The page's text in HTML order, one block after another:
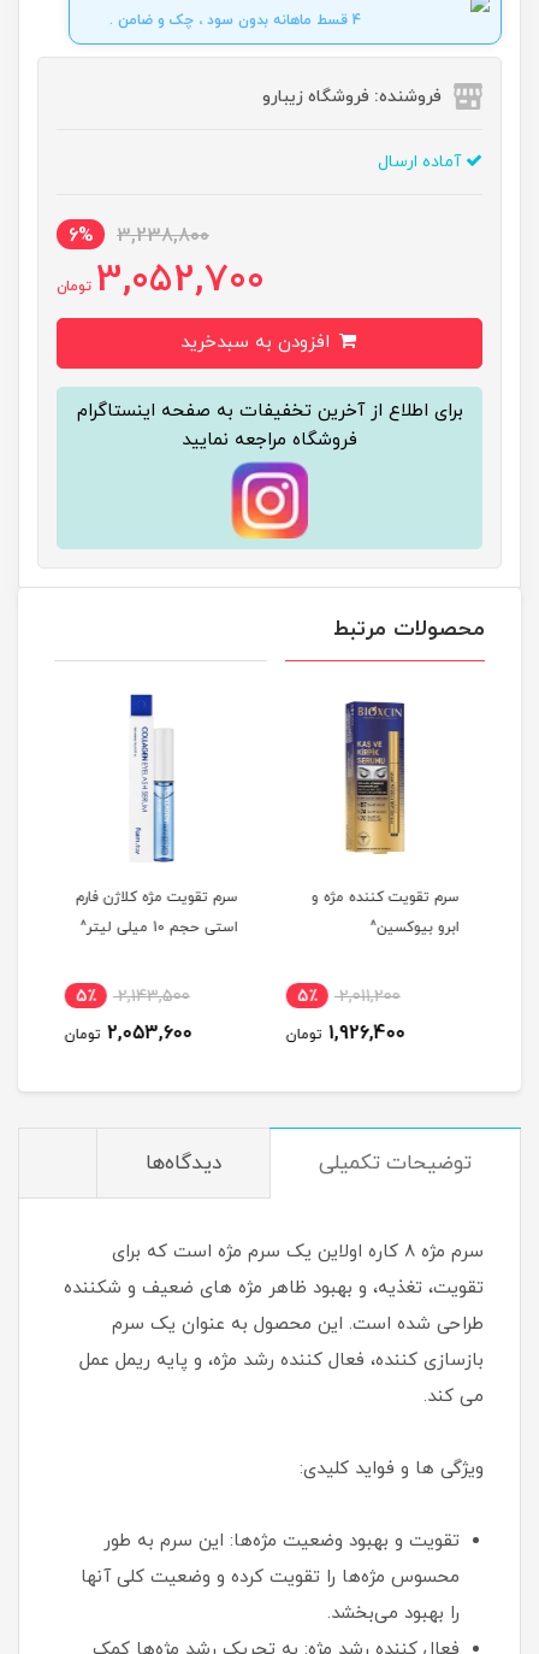
4 قسط ماهانه بدون سود ، چک و ضامن .
فروشنده: فروشگاه زیبارو
آماده ارسال
3,238,800
6%
3,052,700 تومان
برای اطلاع از آخرین تخفیفات به صفحه اینستاگرام
فروشگاه مراجعه نمایید
محصولات مرتبط
سرم تقویت کننده مژه و
ابرو بیوکسین^
2,011,200 5٪
1,926,400 تومان
سرم تقویت مژه کلاژن فارم
استی حجم 10 میلی لیتر^
2,143,500 5٪
2,053,600 تومان
توضیحات تکمیلی دیدگاه‌ها
سرم مژه 8 کاره اولاین یک سرم مژه است که برای
تقویت، تغذیه، و بهبود ظاهر مژه های ضعیف و شکننده
طراحی شده است. این محصول به عنوان یک سرم
بازسازی کننده، فعال کننده رشد مژه، و پایه ریمل عمل
می کند.
ویژگی ها و فواید کلیدی:
تقویت و بهبود وضعیت مژه‌ها: این سرم به طور
محسوس مژه‌ها را تقویت کرده و وضعیت کلی آنها
را بهبود می‌بخشد.